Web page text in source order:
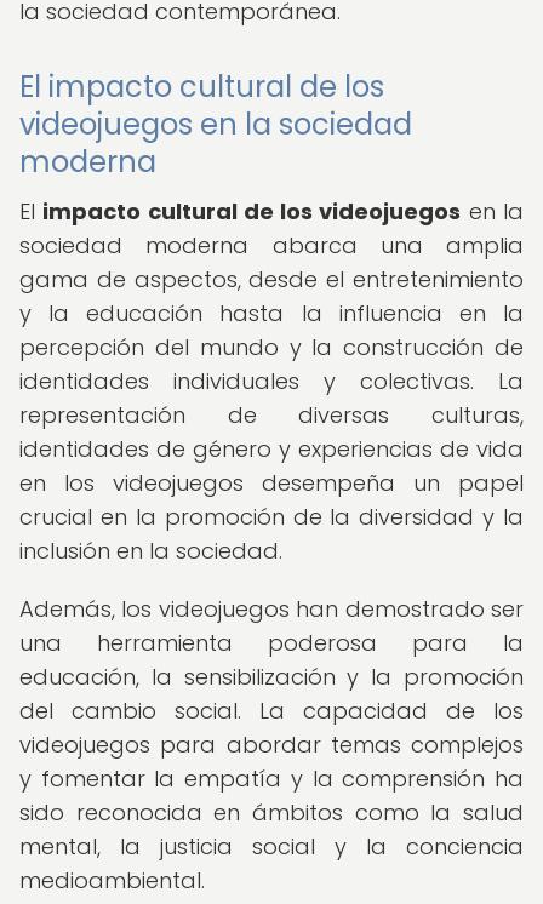
la sociedad contemporánea.
El impacto cultural de los
videojuegos en la sociedad
moderna
El impacto cultural de los videojuegos en la
sociedad moderna abarca una amplia
gama de aspectos, desde el entretenimiento
y la educación hasta la influencia en la
percepción del mundo y la construcción de
identidades individuales y colectivas. La
representación de diversas culturas,
identidades de género y experiencias de vida
en los videojuegos desempeña un papel
crucial en la promoción de la diversidad y la
inclusión en la sociedad.
Además, los videojuegos han demostrado ser
una herramienta poderosa para la
educación, la sensibilización y la promoción
del cambio social. La capacidad de los
videojuegos para abordar temas complejos
y fomentar la empatía y la comprensión ha
sido reconocida en ámbitos como la salud
mental, la justicia social y la conciencia
medioambiental.